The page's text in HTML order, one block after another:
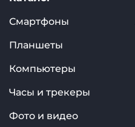
Смартфоны
Планшеты
Компьютеры
Часы и трекеры
Фото и видео